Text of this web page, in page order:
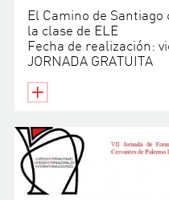
El Camino de
la clase de ELE
Fecha de realización:
JORNADA GRATUITA